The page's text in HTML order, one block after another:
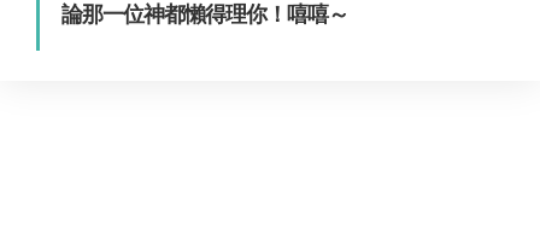
論那一位神都懶得理你！嘻嘻～